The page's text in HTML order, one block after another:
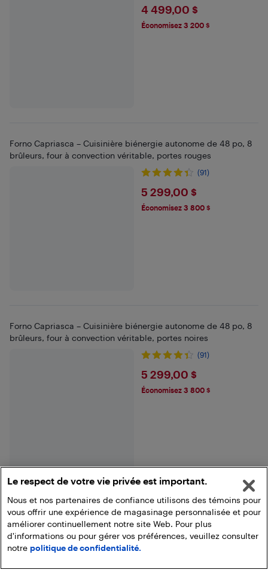
$4499
4 499,00 $
Économisez 3 200 $
Forno Capriasca – Cuisinière biénergie autonome de 48 po, 8
brûleurs, four à convection véritable, portes rouges
(91)
$5299
5 299,00 $
Économisez 3 800 $
Forno Capriasca – Cuisinière biénergie autonome de 48 po, 8
brûleurs, four à convection véritable, portes noires
(91)
$5299
5 299,00 $
Économisez 3 800 $
Voir plus
Le respect de votre vie privée est important.
Nous et nos partenaires de confiance utilisons des témoins pour
vous offrir une expérience de magasinage personnalisée et pour
améliorer continuellement notre site Web. Pour plus
d'informations ou pour gérer vos préférences, veuillez consulter
notre politique de confidentialité.